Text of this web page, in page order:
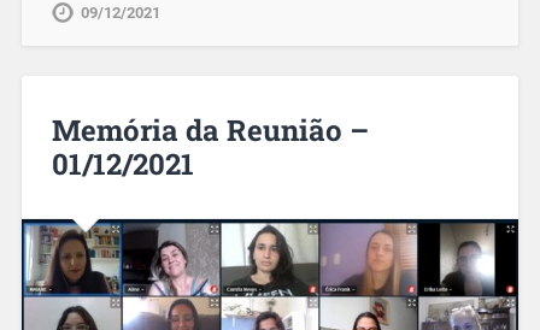
09/12/2021
Memória da Reunião –
01/12/2021